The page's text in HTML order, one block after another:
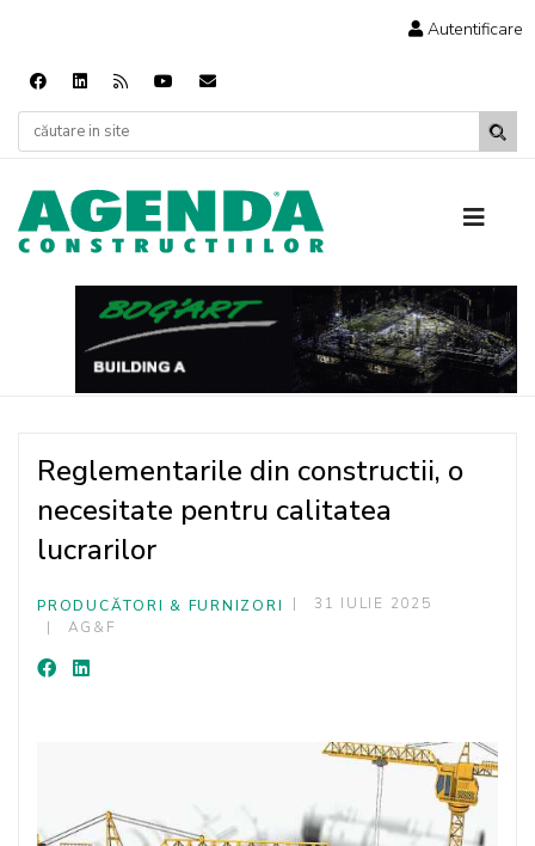
Autentificare
Reglementarile din constructii, o
necesitate pentru calitatea
lucrarilor
PRODUCĂTORI & FURNIZORI
31 IULIE 2025
AG&F